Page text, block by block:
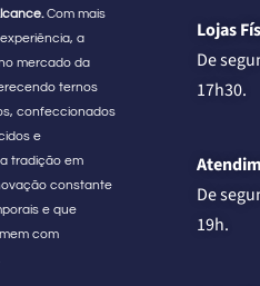
Com mais
a
mercado da
ternos
confeccionados
e
tradição em
constante
e que
com
Lojas
De
17h30.
De
19h.